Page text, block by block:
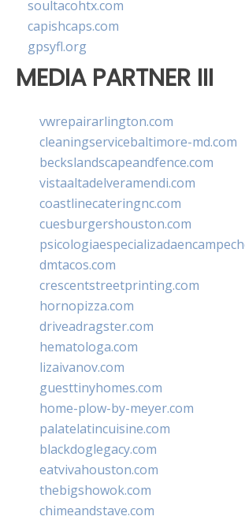
soultacohtx.com
capishcaps.com
gpsyfl.org
MEDIA PARTNER III
vwrepairarlington.com
cleaningservicebaltimore-md.com
beckslandscapeandfence.com
vistaaltadelveramendi.com
coastlinecateringnc.com
cuesburgershouston.com
dmtacos.com
crescentstreetprinting.com
hornopizza.com
driveadragster.com
hematologa.com
lizaivanov.com
guesttinyhomes.com
home-plow-by-meyer.com
palatelatincuisine.com
blackdoglegacy.com
eatvivahouston.com
thebigshowok.com
chimeandstave.com